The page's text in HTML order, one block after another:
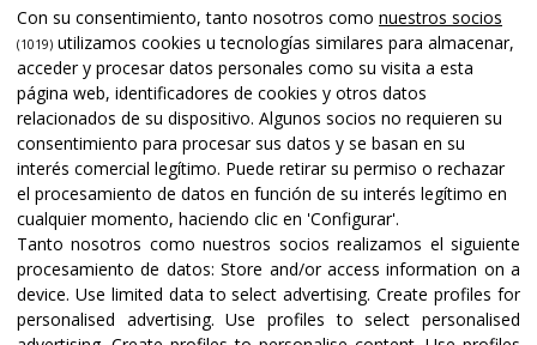
Certifications and accreditations
Con su consentimiento, tanto nosotros como nuestros socios
(1019) utilizamos cookies u tecnologías similares para almacenar,
acceder y procesar datos personales como su visita a esta
página web, identificadores de cookies y otros datos
relacionados de su dispositivo. Algunos socios no requieren su
consentimiento para procesar sus datos y se basan en su
interés comercial legítimo. Puede retirar su permiso o rechazar
el procesamiento de datos en función de su interés legítimo en
cualquier momento, haciendo clic en 'Configurar'.
Tanto nosotros como nuestros socios realizamos el siguiente
procesamiento de datos:Store and/or access information on a
device. Use limited data to select advertising.Create profiles for
personalised advertising.Use profiles to select personalised